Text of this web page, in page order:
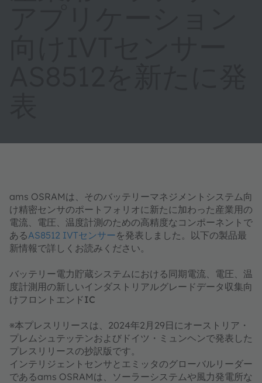
ams OSRAMは、そのバッテリーマネジメントシステム向
け精密センサのポートフォリオに新たに加わった産業用の
電流、電圧、温度計測のための高精度なコンポーネントで
あるAS8512 IVTセンサーを発表しました。以下の製品最
新情報で詳しくお読みください。
バッテリー電力貯蔵システムにおける同期電流、電圧、温
度計測用の新しいインダストリアルグレードデータ収集向
けフロントエンドIC
※本プレスリリースは、2024年2月29日にオーストリア・
プレムシュテッテンおよびドイツ・ミュンヘンで発表した
プレスリリースの抄訳版です。
インテリジェントセンサとエミッタのグローバルリーダー
であるams OSRAMは、ソーラーシステムや風力発電所な